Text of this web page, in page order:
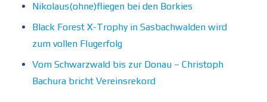
Nikolaus(ohne)fliegen bei den Borkies
Black Forest X-Trophy in Sasbachwalden wird
zum vollen Flugerfolg
Vom Schwarzwald bis zur Donau – Christoph
Bachura bricht Vereinsrekord